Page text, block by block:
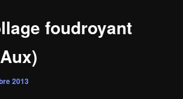
foudroyant
2013